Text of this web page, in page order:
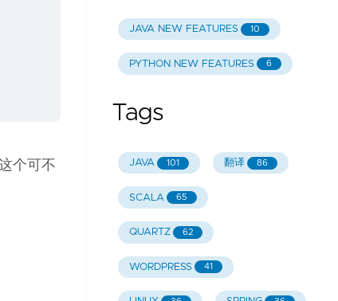
个可不
JAVA NEW FEATURES 10
PYTHON NEW FEATURES 6
Tags
JAVA 101 翻译 86
SCALA 65
QUARTZ 62
WORDPRESS 41